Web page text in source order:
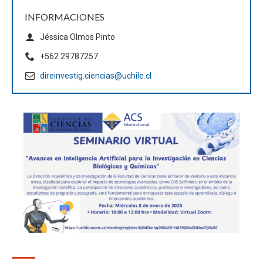
INFORMACIONES
Jéssica Olmos Pinto
+562 29787257
direinvestig.ciencias@uchile.cl